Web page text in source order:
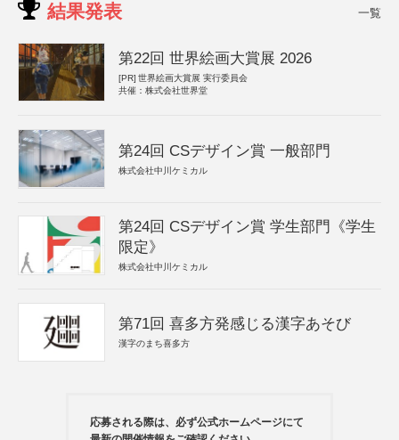
結果発表 一覧
第22回 世界絵画大賞展 2026
[PR] 世界絵画大賞展 実行委員会
共催：株式会社世界堂
第24回 CSデザイン賞 一般部門
株式会社中川ケミカル
第24回 CSデザイン賞 学生部門《学生
限定》
株式会社中川ケミカル
第71回 喜多方発感じる漢字あそび
漢字のまち喜多方
応募される際は、必ず公式ホームページにて